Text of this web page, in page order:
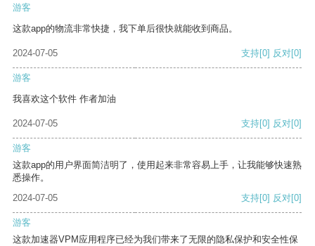
游客
这款app的物流非常快捷，我下单后很快就能收到商品。
2024-07-05 支持[0] 反对[0]
游客
我喜欢这个软件 作者加油
2024-07-05 支持[0] 反对[0]
游客
这款app的用户界面简洁明了，使用起来非常容易上手，让我能够快速熟
悉操作。
2024-07-05
支持[0] 反对[0]
游客
这款加速器VPM应用程序已经为我们带来了无限的隐私保护和安全性保